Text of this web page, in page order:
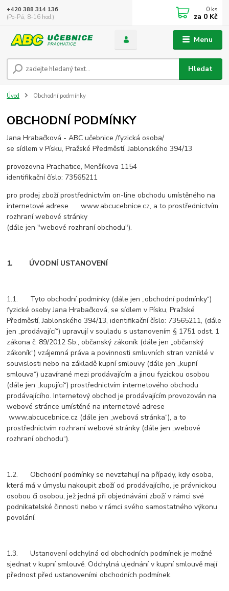
Menu
Hledat
+420 388 314 136
(Po-Pá, 8-16 hod.)
0 ks
za 0 Kč
Úvod Obchodní podmínky
OBCHODNÍ PODMÍNKY
Jana Hrabačková - ABC učebnice /fyzická osoba/
se sídlem v Písku, Pražské Předměstí, Jablonského 394/13
provozovna Prachatice, Menšíkova 1154
identifikační číslo: 73565211
pro prodej zboží prostřednictvím on-line obchodu umístěného na
internetové adrese www.abcucebnice.cz, a to prostřednictvím
rozhraní webové stránky
(dále jen "webové rozhraní obchodu").
1. ÚVODNÍ USTANOVENÍ
1.1. Tyto obchodní podmínky (dále jen „obchodní podmínky“)
fyzické osoby Jana Hrabačková, se sídlem v Písku, Pražské
Předměstí, Jablonského 394/13, identifikační číslo: 73565211, (dále
jen „prodávající“) upravují v souladu s ustanovením § 1751 odst. 1
zákona č. 89/2012 Sb., občanský zákoník (dále jen „občanský
zákoník“) vzájemná práva a povinnosti smluvních stran vzniklé v
souvislosti nebo na základě kupní smlouvy (dále jen „kupní
smlouva“) uzavírané mezi prodávajícím a jinou fyzickou osobou
(dále jen „kupující“) prostřednictvím internetového obchodu
prodávajícího. Internetový obchod je prodávajícím provozován na
webové stránce umístěné na internetové adrese
www.abcucebnice.cz (dále jen „webová stránka“), a to
prostřednictvím rozhraní webové stránky (dále jen „webové
rozhraní obchodu“).
1.2. Obchodní podmínky se nevztahují na případy, kdy osoba,
která má v úmyslu nakoupit zboží od prodávajícího, je právnickou
osobou či osobou, jež jedná při objednávání zboží v rámci své
podnikatelské činnosti nebo v rámci svého samostatného výkonu
povolání.
1.3. Ustanovení odchylná od obchodních podmínek je možné
sjednat v kupní smlouvě. Odchylná ujednání v kupní smlouvě mají
přednost před ustanoveními obchodních podmínek.